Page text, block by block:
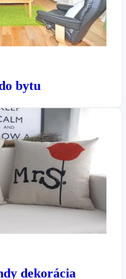
bytu
dekorácia